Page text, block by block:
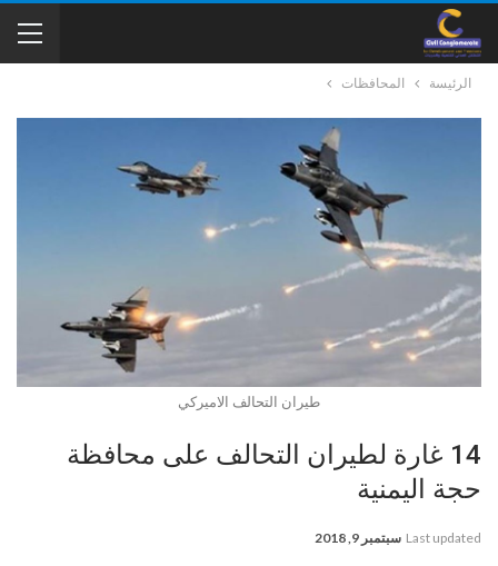
الرئيسة المحافظات
طيران التحالف الاميركي
14 غارة لطيران التحالف على محافظة
حجة اليمنية
Last updated سبتمبر 9, 2018